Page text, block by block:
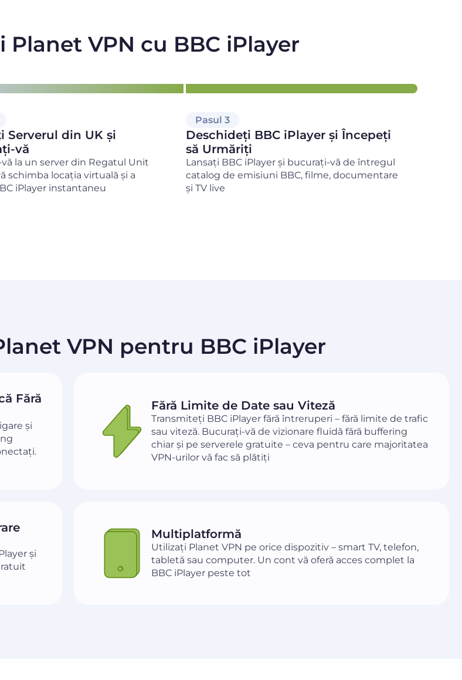
Planet VPN cu BBC iPlayer
Serverul din UK și
vă
la un server din Regatul Unit
schimba locația virtuală și a
iPlayer instantaneu
Pasul 3
Deschideți BBC iPlayer și Începeți
să Urmăriți
Lansați BBC iPlayer și bucurați-vă de întregul
catalog de emisiuni BBC, filme, documentare
și TV live
VPN pentru BBC iPlayer
Fără
și
Fără Limite de Date sau Viteză
Transmiteți BBC iPlayer fără întreruperi – fără limite de trafic
sau viteză. Bucurați-vă de vizionare fluidă fără buffering
chiar și pe serverele gratuite – ceva pentru care majoritatea
VPN-urilor vă fac să plătiți
și
Multiplatformă
Utilizați Planet VPN pe orice dispozitiv – smart TV, telefon,
tabletă sau computer. Un cont vă oferă acces complet la
BBC iPlayer peste tot